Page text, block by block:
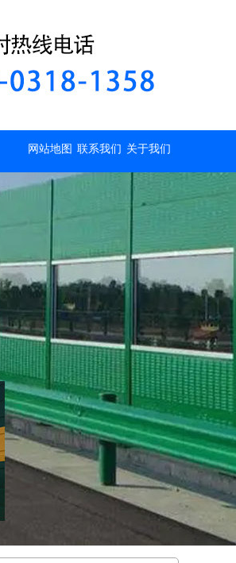
关于我们
联系我们
网站地图